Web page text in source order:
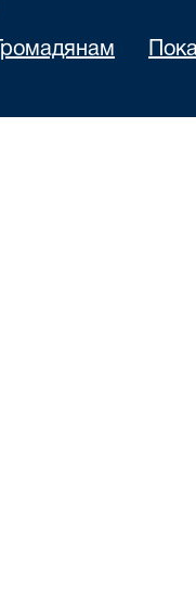
Громадянам